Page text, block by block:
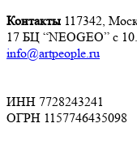
Контакты 117342,
17 БЦ “NEOGEO” с
info@artpeople.ru
ИНН 7728243241
ОГРН 1157746435098